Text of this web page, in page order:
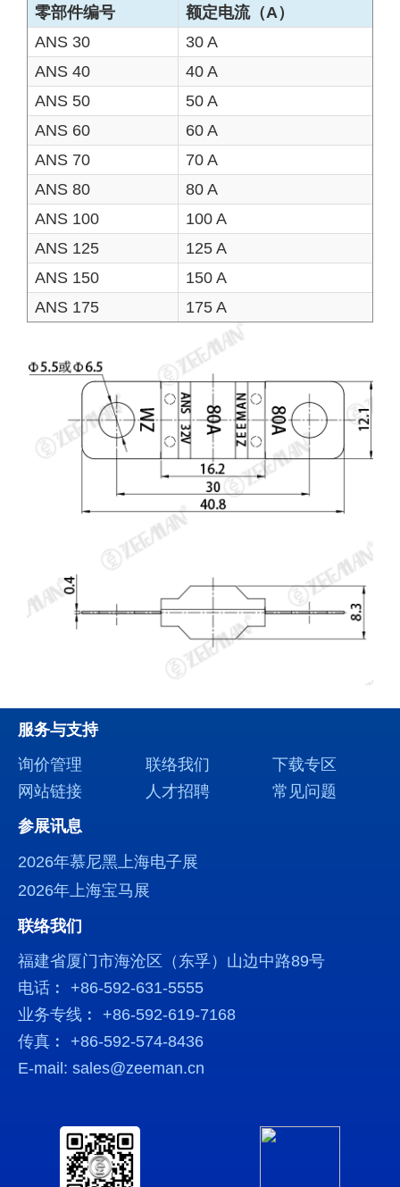
零部件编号
额定电流（A）
ANS 30
30 A
ANS 40
40 A
ANS 50
50 A
ANS 60
60 A
ANS 70
70 A
ANS 80
80 A
ANS 100
100 A
ANS 125
125 A
ANS 150
150 A
ANS 175
175 A
服务与支持
询价管理
联络我们
下载专区
网站链接
人才招聘
常见问题
参展讯息
2026年慕尼黑上海电子展
2026年上海宝马展
联络我们
福建省厦门市海沧区（东孚）山边中路89号
电话︰ +86-592-631-5555
业务专线︰ +86-592-619-7168
传真︰ +86-592-574-8436
E-mail: sales@zeeman.cn